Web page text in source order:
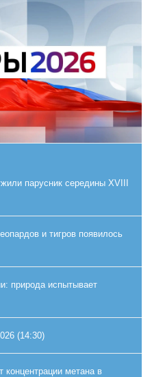
парусник середины XVIII
и тигров появилось
природа испытывает
(14:30)
концентрации метана в